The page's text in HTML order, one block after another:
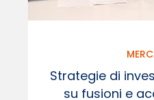
Strategie di
su fusioni e